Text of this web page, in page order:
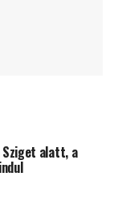
Sziget alatt, a